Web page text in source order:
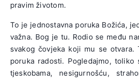
pravim životom.
To je jednostavna poruka Božića,
važna. Bog je tu. Rodio se među
svakog čovjeka koji mu se otvara.
poruka radosti. Pogledajmo, toliko
tjeskobama, nesigurnošću,